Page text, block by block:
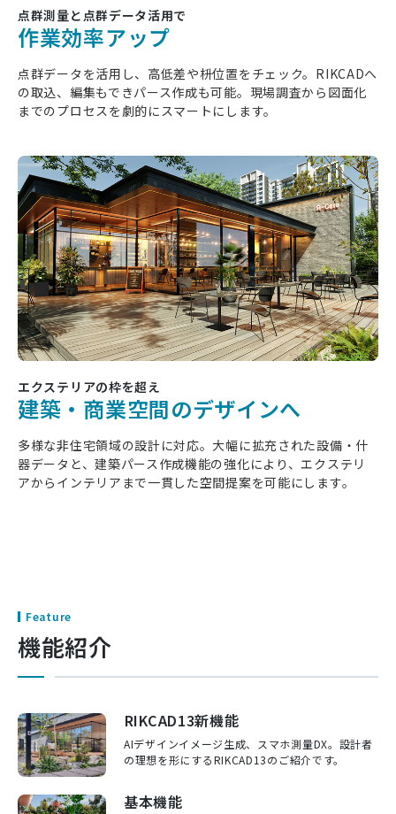
点群測量と点群データ活用で
作業効率アップ
点群データを活用し、高低差や枡位置をチェック。RIKCADへ
の取込、編集もできパース作成も可能。現場調査から図面化
までのプロセスを劇的にスマートにします。
エクステリアの枠を超え
建築・商業空間のデザインへ
多様な非住宅領域の設計に対応。大幅に拡充された設備・什
器データと、建築パース作成機能の強化により、エクステリ
アからインテリアまで一貫した空間提案を可能にします。
Feature
機能紹介
⁨RIKCAD13新機能
AIデザインイメージ生成、スマホ測量DX。設計者
の理想を形にするRIKCAD13のご紹介です。
基本機能